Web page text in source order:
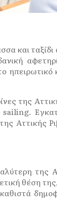
και
της
της
θέση